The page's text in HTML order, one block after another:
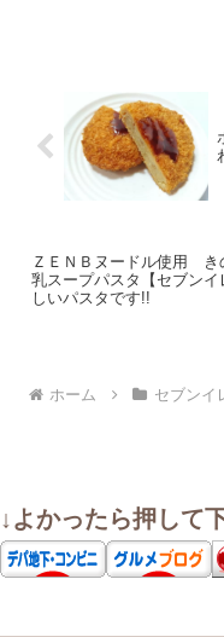
ＺＥＮＢヌードル使用 き
乳スープパスタ【セブンイ
しいパスタです!!
ホーム セブンイ
↓よかったら押して